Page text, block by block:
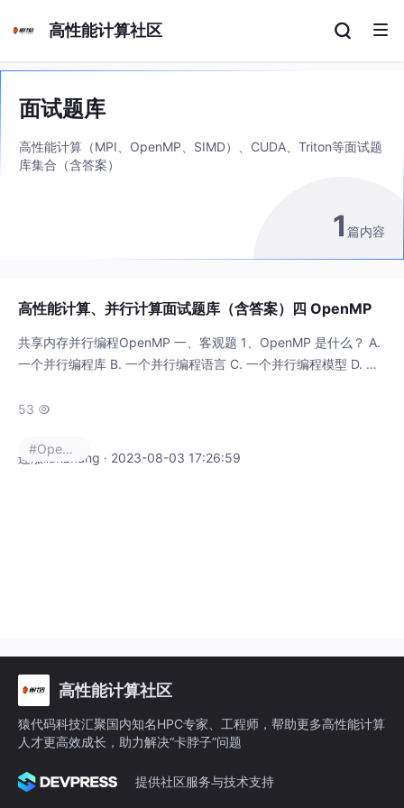
高性能计算社区
面试题库
高性能计算（MPI、OpenMP、SIMD）、CUDA、Triton等面试题
库集合（含答案）
1 篇内容
高性能计算、并行计算面试题库（含答案）四 OpenMP
共享内存并行编程OpenMP 一、客观题 1、OpenMP 是什么？ A.
一个并行编程库 B. 一个并行编程语言 C. 一个并行编程模型 D. 一
算？ A. 数据并行 B. 任务并行 C. 流水线并行 D. A和B 答案：D
mp parallel B..#
53 
连涨lianzhang · 2023-08-03 17:26:59
#Openmp
高性能计算社区
猿代码科技汇聚国内知名HPC专家、工程师，帮助更多高性能计算
人才更高效成长，助力解决“卡脖子”问题
提供社区服务与技术支持